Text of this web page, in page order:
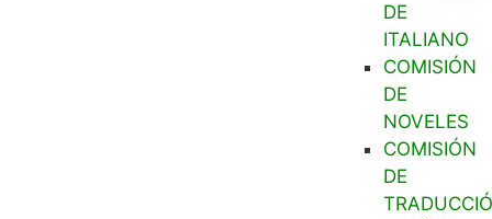
DE
ITALIANO
COMISIÓN
DE
NOVELES
COMISIÓN
DE